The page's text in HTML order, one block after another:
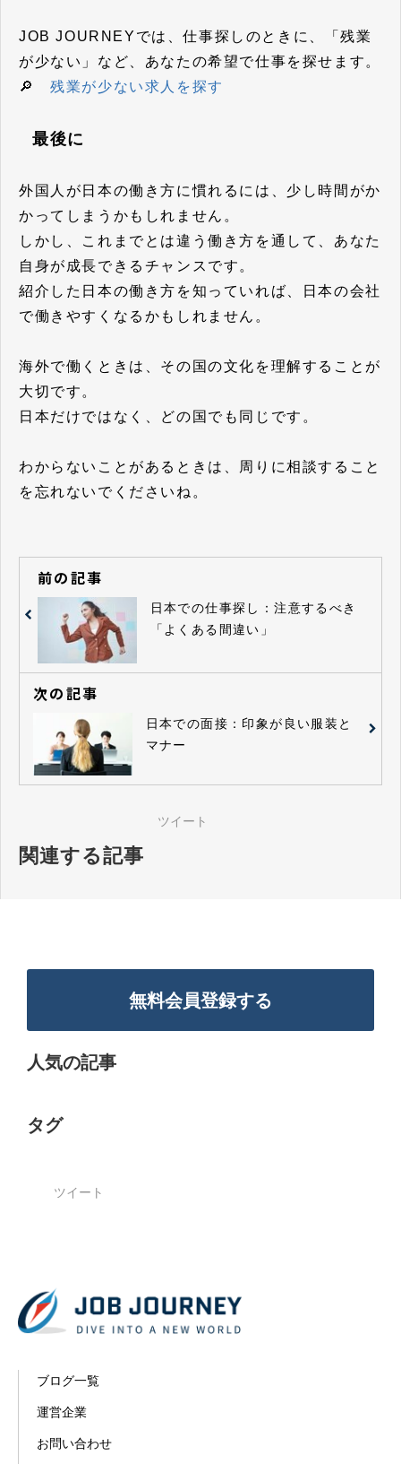
JOB JOURNEYでは、仕事探しのときに、「残業
が少ない」など、あなたの希望で仕事を探せます。
🔎残業が少ない求人を探す
最後に
外国人が日本の働き方に慣れるには、少し時間がか
かってしまうかもしれません。
しかし、これまでとは違う働き方を通して、あなた
自身が成長できるチャンスです。
紹介した日本の働き方を知っていれば、日本の会社
で働きやすくなるかもしれません。
海外で働くときは、その国の文化を理解することが
大切です。
日本だけではなく、どの国でも同じです。
わからないことがあるときは、周りに相談すること
を忘れないでくださいね。
前の記事
日本での仕事探し：注意するべき
「よくある間違い」
次の記事
日本での面接：印象が良い服装と
マナー
ツイート
関連する記事
無料会員登録する
人気の記事
タグ
ツイート
ブログ一覧
運営企業
お問い合わせ